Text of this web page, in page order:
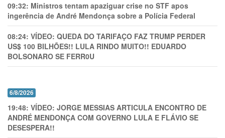
09:32: Ministros tentam apaziguar crise no STF apos
ingerência de André Mendonça sobre a Polícia Federal
08:24: VÍDEO: QUEDA DO TARIFAÇO FAZ TRUMP PERDER
US$ 100 BILHÕES!! LULA RINDO MUITO!! EDUARDO
BOLSONARO SE FERR0U
6/8/2026
19:48: VÍDEO: JORGE MESSIAS ARTICULA ENCONTRO DE
ANDRÉ MENDONÇA COM GOVERNO LULA E FLÁVIO SE
DESESPERA!!